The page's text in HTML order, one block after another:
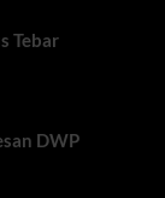
Tebar
DWP